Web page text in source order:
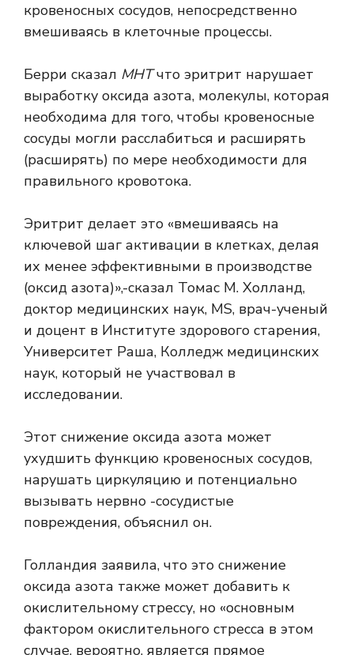
кровеносных сосудов, непосредственно
вмешиваясь в клеточные процессы.
Берри сказал МНТчто эритрит нарушает
выработку оксида азота, молекулы, которая
необходима для того, чтобы кровеносные
сосуды могли расслабиться и расширять
(расширять) по мере необходимости для
правильного кровотока.
Эритрит делает это «вмешиваясь на
ключевой шаг активации в клетках, делая
их менее эффективными в производстве
(оксид азота)»,-сказал Томас М. Холланд,
доктор медицинских наук, MS, врач-ученый
и доцент в Институте здорового старения,
Университет Раша, Колледж медицинских
наук, который не участвовал в
исследовании.
Этот снижение оксида азота может
ухудшить функцию кровеносных сосудов,
нарушать циркуляцию и потенциально
вызывать нервно -сосудистые
повреждения, объяснил он.
Голландия заявила, что это снижение
оксида азота также может добавить к
окислительному стрессу, но «основным
фактором окислительного стресса в этом
случае, вероятно, является прямое